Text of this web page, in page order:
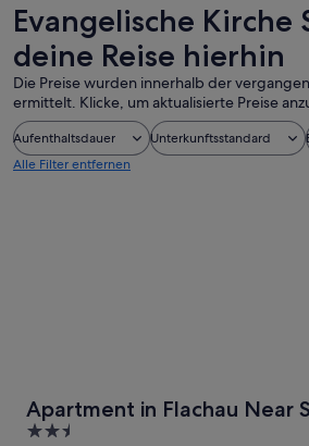
Evangelische Kirche
deine Reise hierhin
Die Preise wurden innerhalb der
ermittelt. Klicke, um aktualisierte Preise
Aufenthaltsdauer Unterkunftsstandard
Alle Filter entfernen
Apartment in Flachau Near
Slopes
2.5